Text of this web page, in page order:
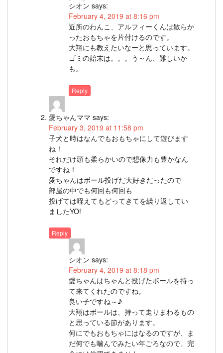
シオン says:
February 4, 2019 at 8:16 pm
近所のわんこ、アルフィーくんは散らか
ったおもちゃを片付けるのです。
大翔にも教えたいなーと思っています。
ゴミの始末は。。。う～ん、難しいか
も。
Reply
愛ちゃんママ says:
February 3, 2019 at 11:58 pm
子犬と時はなんでもおもちゃにして遊びます
ね！
それだけ頭も柔らかいので想像力も豊かなん
ですね！
愛ちゃんはボール投げだ大好きだったので
部屋の中でも何回も何回も
投げては咥えてもどってきてを繰り返してい
ましたYO!
Reply
シオン says:
February 4, 2019 at 8:18 pm
愛ちゃんはちゃんと投げたボールを持っ
て来てくれたのですね。
良い子ですね～♪
大翔はボールは、持って走りまわるもの
と思っている節があります。
何にでもおもちゃにはなるのですが、ま
だ何でも噛んでみたい年ごろなので、完